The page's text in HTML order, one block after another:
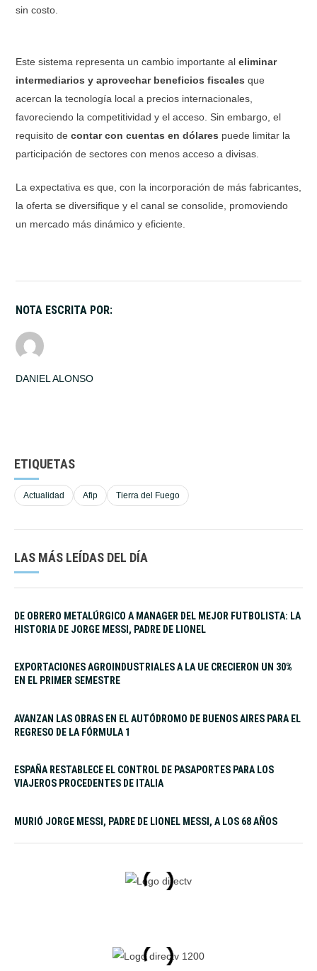
sin costo.
Este sistema representa un cambio importante al eliminar
intermediarios y aprovechar beneficios fiscales que
acercan la tecnología local a precios internacionales,
favoreciendo la competitividad y el acceso. Sin embargo, el
requisito de contar con cuentas en dólares puede limitar la
participación de sectores con menos acceso a divisas.
La expectativa es que, con la incorporación de más fabricantes,
la oferta se diversifique y el canal se consolide, promoviendo
un mercado más dinámico y eficiente.
NOTA ESCRITA POR:
DANIEL ALONSO
ETIQUETAS
Actualidad Afip Tierra del Fuego
LAS MÁS LEÍDAS DEL DÍA
DE OBRERO METALÚRGICO A MANAGER DEL MEJOR FUTBOLISTA: LA
HISTORIA DE JORGE MESSI, PADRE DE LIONEL
EXPORTACIONES AGROINDUSTRIALES A LA UE CRECIERON UN 30%
EN EL PRIMER SEMESTRE
AVANZAN LAS OBRAS EN EL AUTÓDROMO DE BUENOS AIRES PARA EL
REGRESO DE LA FÓRMULA 1
ESPAÑA RESTABLECE EL CONTROL DE PASAPORTES PARA LOS
VIAJEROS PROCEDENTES DE ITALIA
MURIÓ JORGE MESSI, PADRE DE LIONEL MESSI, A LOS 68 AÑOS